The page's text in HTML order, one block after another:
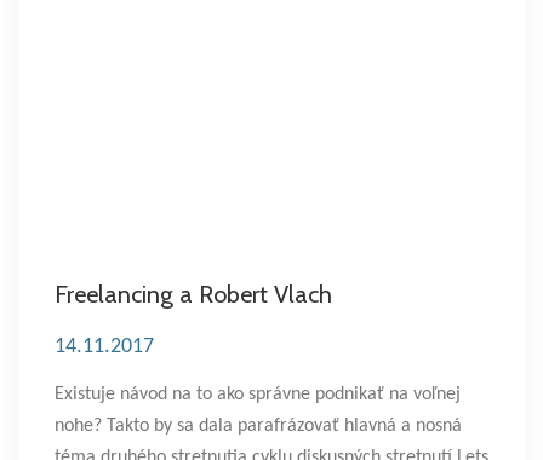
Freelancing a Robert Vlach
14.11.2017
Existuje návod na to ako správne podnikať na voľnej
nohe? Takto by sa dala parafrázovať hlavná a nosná